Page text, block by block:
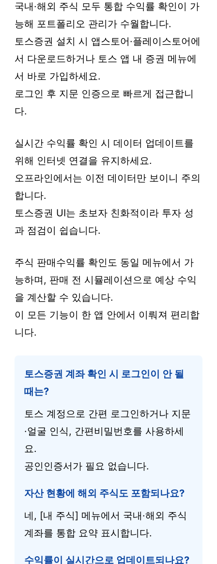
국내·해외 주식 모두 통합 수익률 확인이 가
능해 포트폴리오 관리가 수월합니다.
토스증권 설치 시 앱스토어·플레이스토어에
서 다운로드하거나 토스 앱 내 증권 메뉴에
서 바로 가입하세요.
로그인 후 지문 인증으로 빠르게 접근합니
다.
실시간 수익률 확인 시 데이터 업데이트를
위해 인터넷 연결을 유지하세요.
오프라인에서는 이전 데이터만 보이니 주의
합니다.
토스증권 UI는 초보자 친화적이라 투자 성
과 점검이 쉽습니다.
주식 판매수익률 확인도 동일 메뉴에서 가
능하며, 판매 전 시뮬레이션으로 예상 수익
을 계산할 수 있습니다.
이 모든 기능이 한 앱 안에서 이뤄져 편리합
니다.
토스증권 계좌 확인 시 로그인이 안 될
때는?
토스 계정으로 간편 로그인하거나 지문
·얼굴 인식, 간편비밀번호를 사용하세
요.
공인인증서가 필요 없습니다.
자산 현황에 해외 주식도 포함되나요?
네, [내 주식] 메뉴에서 국내·해외 주식
계좌를 통합 요약 표시합니다.
수익률이 실시간으로 업데이트되나요?